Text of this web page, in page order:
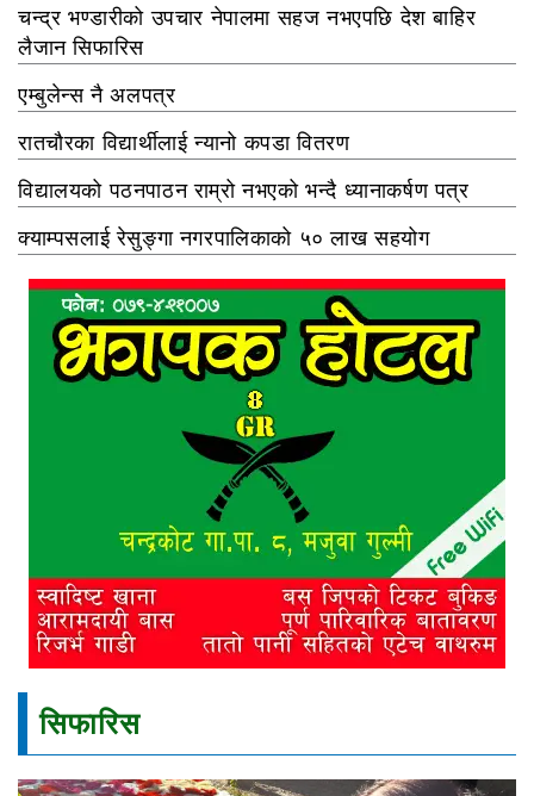
चन्द्र भण्डारीको उपचार नेपालमा सहज नभएपछि देश बाहिर
लैजान सिफारिस
एम्बुलेन्स नै अलपत्र
रातचौरका विद्यार्थीलाई न्यानो कपडा वितरण
विद्यालयको पठनपाठन राम्रो नभएको भन्दै ध्यानाकर्षण पत्र
क्याम्पसलाई रेसुङ्गा नगरपालिकाको ५० लाख सहयोग
सिफारिस